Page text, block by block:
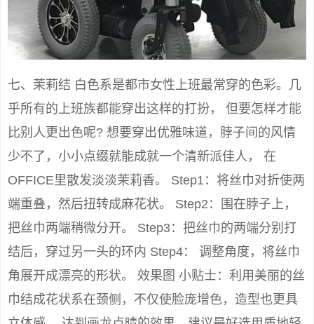
七、茉莉结 白色系是都市女性上班最常穿的色彩。几
乎所有的上班族都能穿出这样的打扮， 但要怎样才能
比别人更出色呢? 想要穿出优雅味道，脖子间的风情
少不了，小小点缀就能成就一个清新派佳人， 在
OFFICE里散发淡淡茉莉香。 Step1：将丝巾对折使两
端重叠，然后扭转成麻花状。 Step2：围在脖子上，
把丝巾两端稍微分开。 Step3：把丝巾的两端分别打
结后，穿过另一头的环内 Step4： 调整角度，将丝巾
角展开成漂亮的形状。 效果图 小贴士：利用美丽的丝
巾结成花状系在颈侧，不仅使脸庞增色，造型也更具